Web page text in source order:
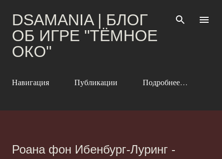
К основному контенту
DSAMANIA | БЛОГ
ОБ ИГРЕ "ТЁМНОЕ
ОКО"
Навигация Публикации Подробнее…
Роана фон Ибенбург-Луринг -